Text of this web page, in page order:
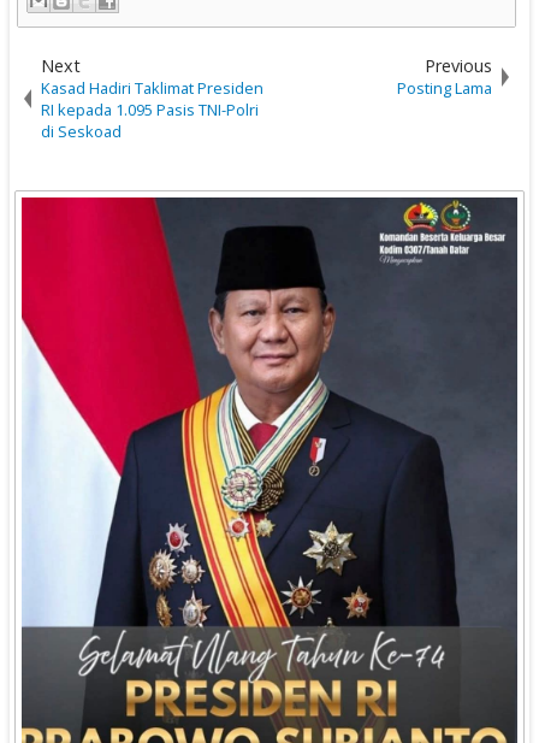
Next
Kasad Hadiri Taklimat Presiden
RI kepada 1.095 Pasis TNI-Polri
di Seskoad
Previous
Posting Lama